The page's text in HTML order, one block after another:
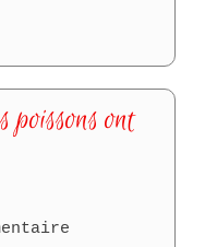
poissons ont